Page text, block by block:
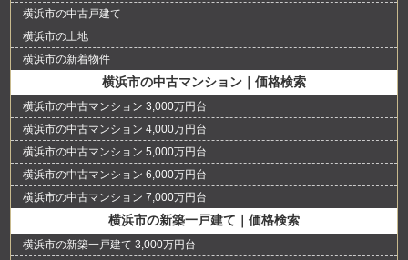
横浜市の中古戸建て
横浜市の土地
横浜市の新着物件
横浜市の中古マンション｜価格検索
横浜市の中古マンション 3,000万円台
横浜市の中古マンション 4,000万円台
横浜市の中古マンション 5,000万円台
横浜市の中古マンション 6,000万円台
横浜市の中古マンション 7,000万円台
横浜市の新築一戸建て｜価格検索
横浜市の新築一戸建て 3,000万円台